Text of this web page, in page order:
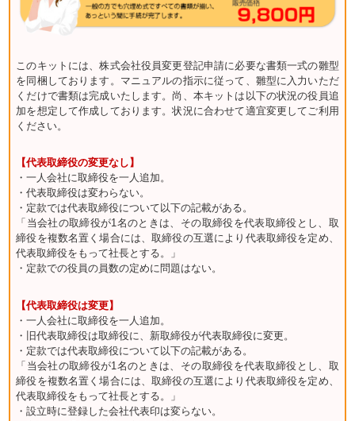
このキットには、株式会社役員変更登記申請に必要な書類一式の雛型
を同梱しております。マニュアルの指示に従って、雛型に入力いただ
くだけで書類は完成いたします。尚、本キットは以下の状況の役員追
加を想定して作成しております。状況に合わせて適宜変更してご利用
ください。
【代表取締役の変更なし】
・一人会社に取締役を一人追加。
・代表取締役は変わらない。
・定款では代表取締役について以下の記載がある。
「当会社の取締役が1名のときは、その取締役を代表取締役とし、取
締役を複数名置く場合には、取締役の互選により代表取締役を定め、
代表取締役をもって社長とする。」
・定款での役員の員数の定めに問題はない。
【代表取締役は変更】
・一人会社に取締役を一人追加。
・旧代表取締役は取締役に、新取締役が代表取締役に変更。
・定款では代表取締役について以下の記載がある。
「当会社の取締役が1名のときは、その取締役を代表取締役とし、取
締役を複数名置く場合には、取締役の互選により代表取締役を定め、
代表取締役をもって社長とする。」
・設立時に登録した会社代表印は変らない。